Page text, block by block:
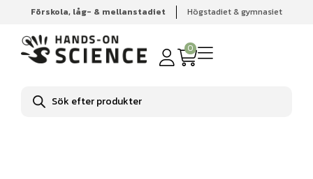
Förskola, låg- & mellanstadiet Högstadiet & gymnasiet
0
Produktsökning
Hem Förskola, låg- & mellanstadiet
Programmering
Bee-Bot & Blue-Bot
Blue-Bot/Bee-Bot matta Geometri